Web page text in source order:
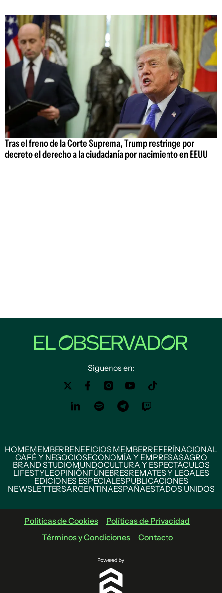
Tras el freno de la Corte Suprema, Trump restringe por
decreto el derecho a la ciudadanía por nacimiento en EEUU
Siguenos en:
HOMEMEMBERBENEFICIOS MEMBERREFERÍNACIONAL
CAFÉ Y NEGOCIOSECONOMÍA Y EMPRESASAGRO
BRAND STUDIOMUNDOCULTURA Y ESPECTÁCULOS
LIFESTYLEOPINIÓNFÚNEBRESREMATES Y LEGALES
EDICIONES ESPECIALESPUBLICACIONES
NEWSLETTERSARGENTINAESPAÑAESTADOS UNIDOS
Políticas de Cookies
Políticas de Privacidad
Términos y Condiciones
Contacto